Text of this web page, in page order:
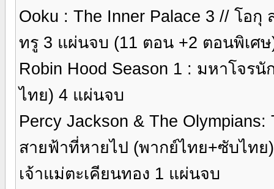
Ooku : The Inner Palace 3 // โอ
ทรู 3 แผ่นจบ (11 ตอน +2 ตอนพิเศ
Robin Hood Season 1 : มหาโจร
ไทย) 4 แผ่นจบ
Percy Jackson & The
สายฟ้าที่หายไป (พากย์ไทย+ซับไท
เจ้าแม่ตะเคียนทอง 1 แผ่นจบ